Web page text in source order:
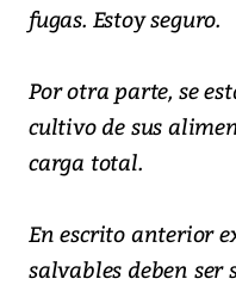
fugas. Estoy seguro.
Por otra parte, se
cultivo de sus
carga total.
En escrito anterior
salvables deben ser